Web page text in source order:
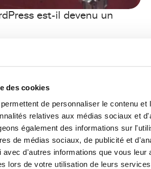
des cookies
de personnaliser le contenu et
relatives aux médias sociaux et
également des informations sur
de médias sociaux, de publicité et
d'autres informations que vous leur
lors de votre utilisation de leurs
est-il devenu un